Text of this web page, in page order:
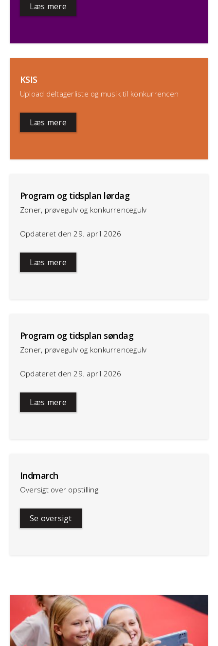
Læs mere
KSIS
Upload deltagerliste og musik til konkurrencen
Læs mere
Program og tidsplan lørdag
Zoner, prøvegulv og konkurrencegulv
Opdateret den 29. april 2026
Læs mere
Program og tidsplan søndag
Zoner, prøvegulv og konkurrencegulv
Opdateret den 29. april 2026
Læs mere
Indmarch
Oversigt over opstilling
Se oversigt